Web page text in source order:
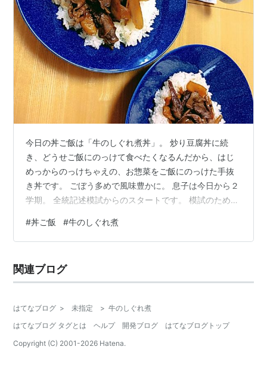
今日の丼ご飯は「牛のしぐれ煮丼」。 炒り豆腐丼に続
き、どうせご飯にのっけて食べたくなるんだから、はじ
めっからのっけちゃえの、お惣菜をご飯にのっけた手抜
き丼です。 ごぼう多めで風味豊かに。 息子は今日から２
学期。 全統記述模試からのスタートです。 模試のため、
午後も試験があるということで、明日からはやお弁当で
す！ え⁉お弁当⁉え‼ 聞いてないよ～💦 明日も午前お帰
う。 今ごろ気づく。 明日の午後にコープさんがやってく
るという、今がいちばん冷蔵庫に何にもないときなのに
#丼ご飯 #牛のしぐれ煮
関連ブログ
はてなブログ > 未指定 > 牛のしぐれ煮
はてなブログ タグとは
ヘルプ 開発ブログ
はてなブログトップ
Copyright (C) 2001-2026 Hatena.